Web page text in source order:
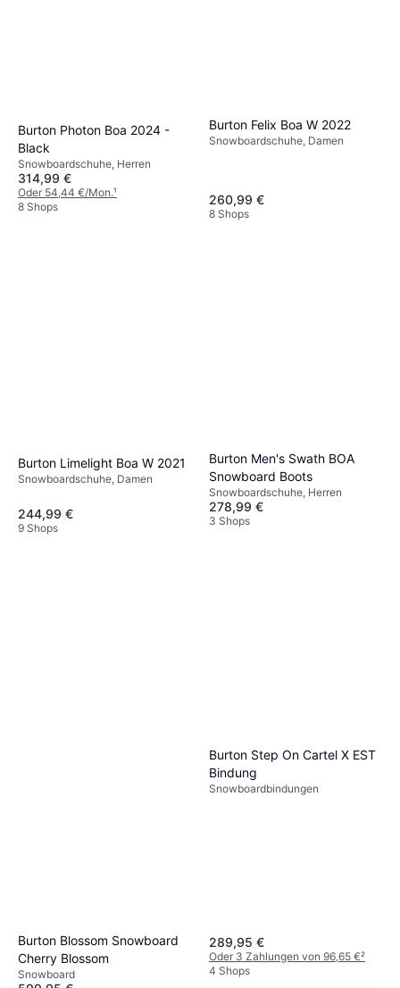
Burton Photon Boa 2024 -
Black
Snowboardschuhe, Herren
314,99 €
Oder 54,44 €/Mon.¹
8 Shops
Burton Felix Boa W 2022
Snowboardschuhe, Damen
260,99 €
8 Shops
Burton Limelight Boa W 2021
Snowboardschuhe, Damen
244,99 €
9 Shops
Burton Men's Swath BOA
Snowboard Boots
Snowboardschuhe, Herren
278,99 €
3 Shops
Burton Blossom Snowboard
Cherry Blossom
Snowboard
Burton Step On Cartel X EST
Bindung
Snowboardbindungen
289,95 €
Oder 3 Zahlungen von 96,65 €²
4 Shops